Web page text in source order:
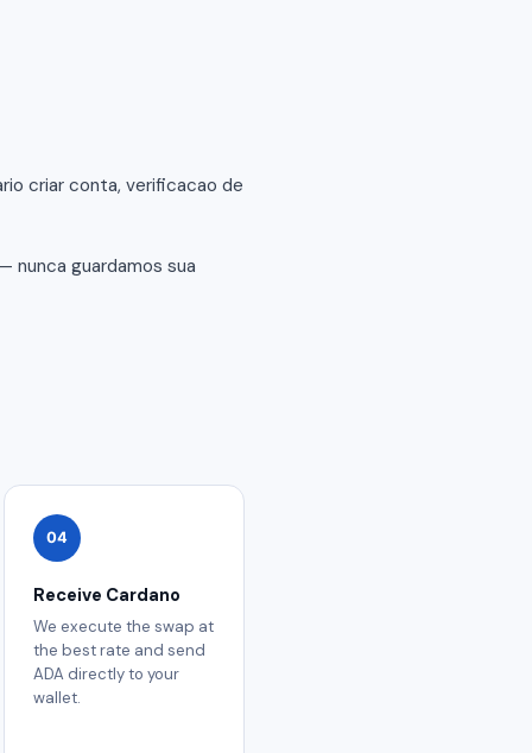
criar conta, verificacao de
nunca guardamos sua
04
Receive Cardano
We execute the swap at
the best rate and send
ADA directly to your
wallet.